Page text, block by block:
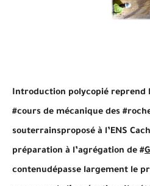
Introduction polycopié reprend
#cours de mécanique des
souterrainsproposé à l’ENS
préparation à l’agrégation de #
contenudépasse largement le